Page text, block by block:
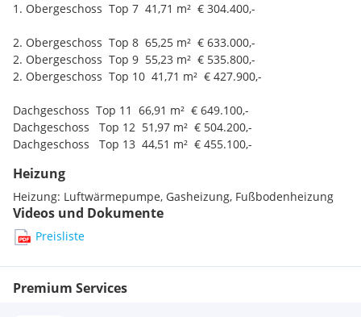
• Bestehender Altbaumbestand bleibt erhalten und wird
• Restliche Flächen als Rasen oder optional als private
Gemüsegärten nutzbar
Lift:
• Liftzugang auf allen Stockwerken, abschließbar mit
Schlüssel
• Außenverkleidung mit Sandwich-Paneelen, zusätzlich mit
PV-Paneelen verkleidet
• Balkone in schwarzer Stahlausführung (wie Bestand)
1. Obergeschoss Top 7 41,71 m² € 304.400,-
2. Obergeschoss Top 8 65,25 m² € 633.000,-
2. Obergeschoss Top 9 55,23 m² € 535.800,-
2. Obergeschoss Top 10 41,71 m² € 427.900,-
Dachgeschoss Top 11 66,91 m² € 649.100,-
Dachgeschoss Top 12 51,97 m² € 504.200,-
Dachgeschoss Top 13 44,51 m² € 455.100,-
Heizung
Heizung: Luftwärmepumpe, Gasheizung, Fußbodenheizung
Videos und Dokumente
Preisliste
Premium Services